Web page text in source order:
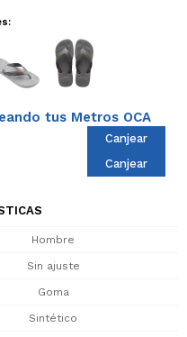
tus Metros OCA
Canjear
Canjear
Hombre
Sin ajuste
Goma
Sintético